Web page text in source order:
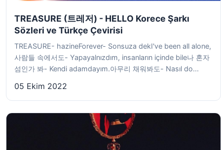
TREASURE (트레저) - HELLO Korece Şarkı
Sözleri ve Türkçe Çevirisi
TREASURE- hazineForever- Sonsuza dekI've been all alone,
사람들 속에서도- Yapayalnızdım, insanların içinde bile나 혼자
섬인가 봐- Kendi adamdayım.아무리 채워봐도- Nasıl do...
05 Ekim 2022